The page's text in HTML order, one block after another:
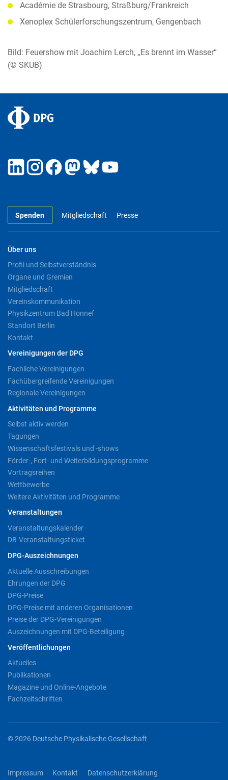
Académie de Strasbourg, Straßburg/Frankreich
Xenoplex Schülerforschungszentrum, Gengenbach
Bild: Feuershow mit Joachim Lerch, „Es brennt im Wasser“
(© SKUB)
Spenden Mitgliedschaft Presse
Über uns
Profil und Selbstverständnis
Organe und Gremien
Mitgliedschaft
Vereinskommunikation
Physikzentrum Bad Honnef
Standort Berlin
Kontakt
Vereinigungen der DPG
Fachliche Vereinigungen
Fachübergreifende Vereinigungen
Regionale Vereinigungen
Aktivitäten und Programme
Selbst aktiv werden
Tagungen
Wissenschaftsfestivals und -shows
Förder-, Fort- und Weiterbildungsprogramme
Vortragsreihen
Wettbewerbe
Weitere Aktivitäten und Programme
Veranstaltungen
Veranstaltungskalender
DB-Veranstaltungsticket
DPG-Auszeichnungen
Aktuelle Ausschreibungen
Ehrungen der DPG
DPG-Preise
DPG-Preise mit anderen Organisationen
Preise der DPG-Vereinigungen
Auszeichnungen mit DPG-Beteiligung
Veröffentlichungen
Aktuelles
Publikationen
Magazine und Online-Angebote
Fachzeitschriften
© 2026 Deutsche Physikalische Gesellschaft
Impressum Kontakt Datenschutzerklärung